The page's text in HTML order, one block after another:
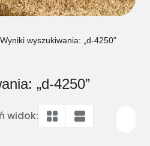
wyszukiwania: „d-4250”
„d-4250”
widok: